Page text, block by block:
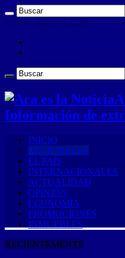
jueves , agosto 6 2026
Información de
INICIO
REGIONALES
EL PAÍS
INTERNACIONALES
ACTUALIDAD
OPINIÓN
ECONOMÍA
PROMOCIONES
INMUEBLES
RECIENTEMENTE